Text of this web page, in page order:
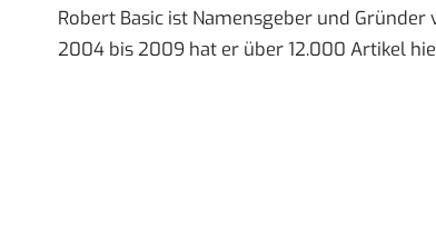
Robert Basic ist Namensgeber und
2004 bis 2009 hat er über 12.000 Artikel